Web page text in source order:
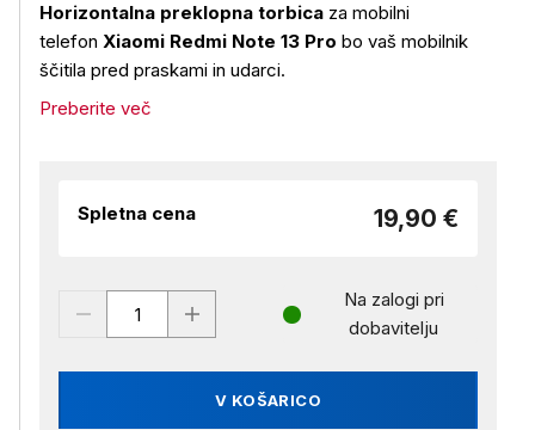
Horizontalna preklopna torbica za mobilni
telefon Xiaomi Redmi Note 13 Pro bo vaš mobilnik
ščitila pred praskami in udarci.
Preberite več
Spletna cena 19,90 €
V KOŠARICO
Na zalogi pri
dobavitelju